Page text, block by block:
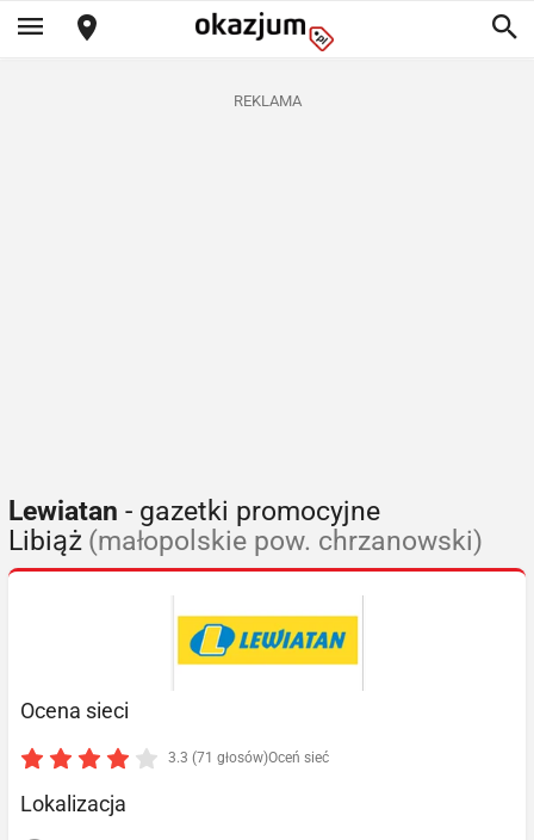
REKLAMA
Lewiatan - gazetki promocyjne
Libiąż (małopolskie pow. chrzanowski)
Ocena sieci
3.3 (71 głosów)Oceń sieć
Lokalizacja